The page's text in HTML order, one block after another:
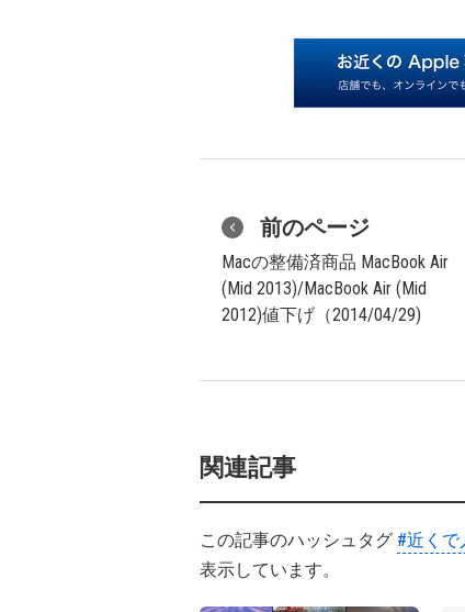
前のページ
Macの整備済商品 MacBook Air
(Mid 2013)/MacBook Air (Mid
2012)値下げ（2014/04/29)
関連記事
この記事のハッシュタグ #近くで
表示しています。